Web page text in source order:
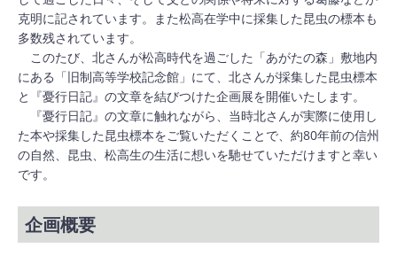
克明に記されています。また松高在学中に採集した昆虫の標本も
多数残されています。
このたび、北さんが松高時代を過ごした「あがたの森」敷地内
にある「旧制高等学校記念館」にて、北さんが採集した昆虫標本
と『憂行日記』の文章を結びつけた企画展を開催いたします。
『憂行日記』の文章に触れながら、当時北さんが実際に使用し
た本や採集した昆虫標本をご覧いただくことで、約80年前の信州
の自然、昆虫、松高生の生活に想いを馳せていただけますと幸い
です。
企画概要